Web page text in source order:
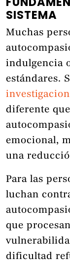
SISTEMA
Muchas
indulgencia
estándares.
diferente
emocional,
una
Para las
luchan
que
dificultad